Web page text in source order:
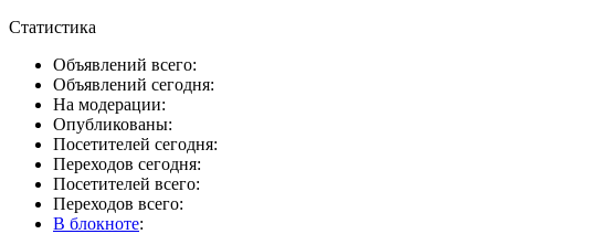
Статистика
Объявлений всего:
Объявлений сегодня:
На модерации:
Опубликованы:
Посетителей сегодня:
Переходов сегодня:
Посетителей всего:
Переходов всего:
В блокноте: